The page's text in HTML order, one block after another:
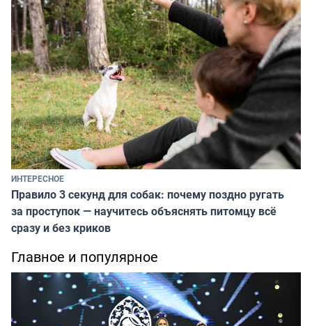
ИНТЕРЕСНОЕ
Правило 3 секунд для собак: почему поздно ругать
за проступок — научитесь объяснять питомцу всё
сразу и без криков
Главное и популярное